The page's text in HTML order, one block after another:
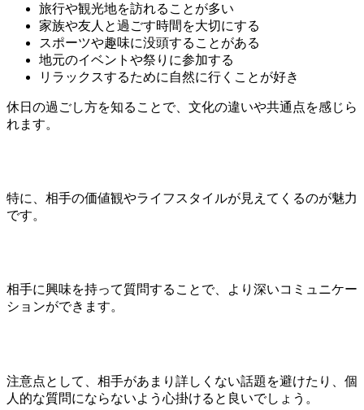
旅行や観光地を訪れることが多い
家族や友人と過ごす時間を大切にする
スポーツや趣味に没頭することがある
地元のイベントや祭りに参加する
リラックスするために自然に行くことが好き
休日の過ごし方を知ることで、文化の違いや共通点を感じら
れます。
特に、相手の価値観やライフスタイルが見えてくるのが魅力
です。
相手に興味を持って質問することで、より深いコミュニケー
ションができます。
注意点として、相手があまり詳しくない話題を避けたり、個
人的な質問にならないよう心掛けると良いでしょう。